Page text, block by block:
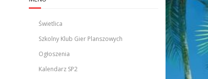
Świetlica
Szkolny Klub Gier Planszowych
Ogłoszenia
Kalendarz SP2